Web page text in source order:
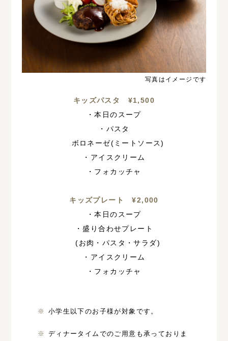
写真はイメージです
キッズパスタ ¥1,500
・本日のスープ
・パスタ
ボロネーゼ(ミートソース)
・アイスクリーム
・フォカッチャ
キッズプレート ¥2,000
・本日のスープ
・盛り合わせプレート
(お肉・パスタ・サラダ)
・アイスクリーム
・フォカッチャ
小学生以下のお子様が対象です。
ディナータイムでのご用意も承っておりま